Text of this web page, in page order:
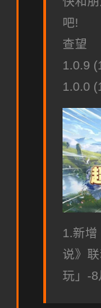
吧!
查望
1.0.9
1.0.0
1.新
说》
玩」-